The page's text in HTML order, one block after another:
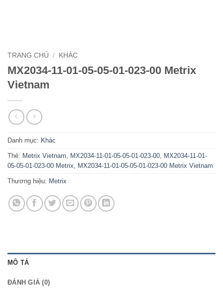
TRANG CHỦ / KHÁC
MX2034-11-01-05-05-01-023-00 Metrix
Vietnam
Danh mục: Khác
Thẻ: Metrix Vietnam, MX2034-11-01-05-05-01-023-00, MX2034-11-01-
05-05-01-023-00 Metrix, MX2034-11-01-05-05-01-023-00 Metrix Vietnam
Thương hiệu: Metrix
MÔ TẢ
ĐÁNH GIÁ (0)